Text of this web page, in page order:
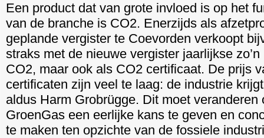
Een product dat van grote invloed is op het
van de branche is CO2. Enerzijds als
geplande vergister te Coevorden verkoopt
straks met de nieuwe vergister jaarlijkse
CO2, maar ook als CO2 certificaat. De prijs
certificaten zijn veel te laag: de industrie
aldus Harm Grobrügge. Dit moet veranderen
GroenGas een eerlijke kans te geven en
te maken ten opzichte van de fossiele